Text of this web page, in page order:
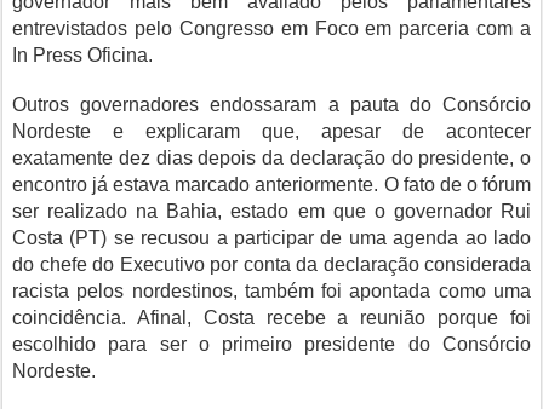
entrevistados pelo Congresso em Foco em parceria com a
In Press Oficina.
Outros governadores endossaram a pauta do Consórcio
Nordeste e explicaram que, apesar de acontecer
exatamente dez dias depois da declaração do presidente, o
encontro já estava marcado anteriormente. O fato de o fórum
ser realizado na Bahia, estado em que o governador Rui
Costa (PT) se recusou a participar de uma agenda ao lado
do chefe do Executivo por conta da declaração considerada
racista pelos nordestinos, também foi apontada como uma
coincidência. Afinal, Costa recebe a reunião porque foi
escolhido para ser o primeiro presidente do Consórcio
Nordeste.